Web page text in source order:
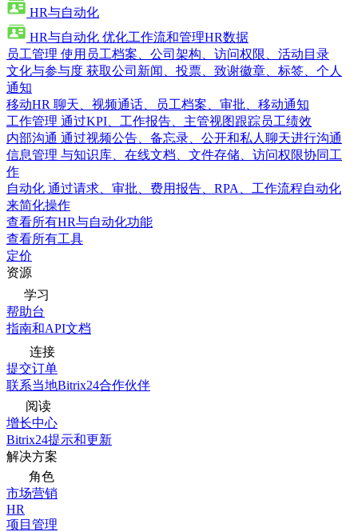
HR与自动化
HR与自动化 优化工作流和管理HR数据
员工管理 使用员工档案、公司架构、访问权限、活动目录
文化与参与度 获取公司新闻、投票、致谢徽章、标签、个人
通知
移动HR 聊天、视频通话、员工档案、审批、移动通知
工作管理 通过KPI、工作报告、主管视图跟踪员工绩效
内部沟通 通过视频公告、备忘录、公开和私人聊天进行沟通
信息管理 与知识库、在线文档、文件存储、访问权限协同工
作
自动化 通过请求、审批、费用报告、RPA、工作流程自动化
来简化操作
查看所有HR与自动化功能
查看所有工具
定价
资源
学习
帮助台
指南和API文档
连接
提交订单
联系当地Bitrix24合作伙伴
阅读
增长中心
Bitrix24提示和更新
解决方案
角色
市场营销
HR
项目管理